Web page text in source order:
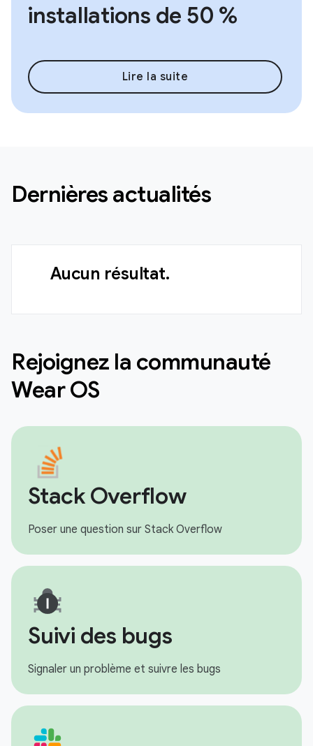
installations de 50 %
Lire la suite
Dernières actualités
Aucun résultat.
Rejoignez la communauté
Wear OS
Stack Overflow
Poser une question sur Stack Overflow
Suivi des bugs
Signaler un problème et suivre les bugs